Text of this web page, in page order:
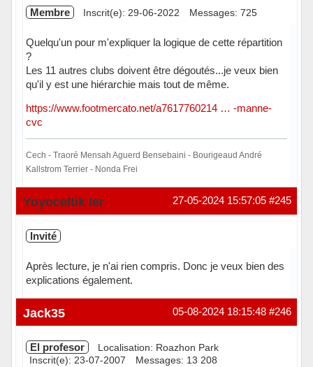
Membre Inscrit(e): 29-06-2022 Messages: 725
Quelqu'un pour m'expliquer la logique de cette répartition
?
Les 11 autres clubs doivent être dégoutés...je veux bien
qu'il y est une hiérarchie mais tout de même.
https://www.footmercato.net/a7617760214 … -manne-
cvc
Cech - Traoré Mensah Aguerd Bensebaini - Bourigeaud André
Kallstrom Terrier - Nonda Frei
Hors ligne #245
27-05-2024 15:57:05
Yoyoceltik Ier
Invité
Après lecture, je n'ai rien compris. Donc je veux bien des
explications également.
#246
05-08-2024 18:15:48
Jack35
El profesor
Localisation: Roazhon Park
Inscrit(e): 23-07-2007
Messages: 13 208